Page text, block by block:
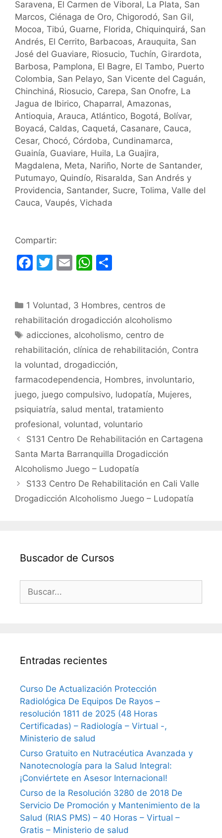
Saravena, El Carmen de Viboral, La Plata, San
Marcos, Ciénaga de Oro, Chigorodó, San Gil,
Mocoa, Tibú, Guarne, Florida, Chiquinquirá, San
Andrés, El Cerrito, Barbacoas, Arauquita, San
José del Guaviare, Riosucio, Tuchín, Girardota,
Barbosa, Pamplona, El Bagre, El Tambo, Puerto
Colombia, San Pelayo, San Vicente del Caguán,
Chinchiná, Riosucio, Carepa, San Onofre, La
Jagua de Ibirico, Chaparral, Amazonas,
Antioquia, Arauca, Atlántico, Bogotá, Bolívar,
Boyacá, Caldas, Caquetá, Casanare, Cauca,
Cesar, Chocó, Córdoba, Cundinamarca,
Guainía, Guaviare, Huila, La Guajira,
Magdalena, Meta, Nariño, Norte de Santander,
Putumayo, Quindío, Risaralda, San Andrés y
Providencia, Santander, Sucre, Tolima, Valle del
Cauca, Vaupés, Vichada
Compartir:
F
e
b
o
o
k
T
er
E
l
W
s
A
p
p
p
ar
tir
Categorías
1 Voluntad, 3 Hombres, centros de
rehabilitación drogadicción alcoholismo
Etiquetas
adicciones, alcoholismo, centro de
rehabilitación, clínica de rehabilitación, Contra
la voluntad, drogadicción,
farmacodependencia, Hombres, involuntario,
juego, juego compulsivo, ludopatía, Mujeres,
psiquiatría, salud mental, tratamiento
profesional, voluntad, voluntario
S131 Centro De Rehabilitación en Cartagena
Santa Marta Barranquilla Drogadicción
Alcoholismo Juego – Ludopatía
S133 Centro De Rehabilitación en Cali Valle
Drogadicción Alcoholismo Juego – Ludopatía
Buscador de Cursos
Buscar:
Entradas recientes
Curso De Actualización Protección
Radiológica De Equipos De Rayos –
resolución 1811 de 2025 (48 Horas
Certificadas) – Radiología – Virtual -,
Ministerio de salud
Curso Gratuito en Nutracéutica Avanzada y
Nanotecnología para la Salud Integral:
¡Conviértete en Asesor Internacional!
Curso de la Resolución 3280 de 2018 De
Servicio De Promoción y Mantenimiento de la
Salud (RIAS PMS) – 40 Horas – Virtual –
Gratis – Ministerio de salud